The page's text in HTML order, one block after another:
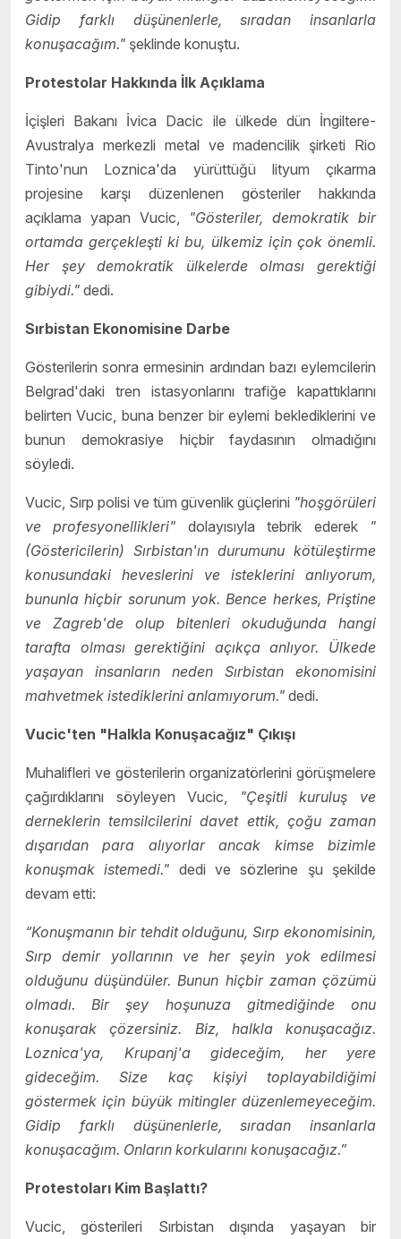
Gidip farklı düşünenlerle, sıradan insanlarla
konuşacağım." şeklinde konuştu.
Protestolar Hakkında İlk Açıklama
İçişleri Bakanı İvica Dacic ile ülkede dün İngiltere-
Avustralya merkezli metal ve madencilik şirketi Rio
Tinto'nun Loznica'da yürüttüğü lityum çıkarma
projesine karşı düzenlenen gösteriler hakkında
açıklama yapan Vucic, "Gösteriler, demokratik bir
ortamda gerçekleşti ki bu, ülkemiz için çok önemli.
Her şey demokratik ülkelerde olması gerektiği
gibiydi." dedi.
Sırbistan Ekonomisine Darbe
Gösterilerin sonra ermesinin ardından bazı eylemcilerin
Belgrad'daki tren istasyonlarını trafiğe kapattıklarını
belirten Vucic, buna benzer bir eylemi beklediklerini ve
bunun demokrasiye hiçbir faydasının olmadığını
söyledi.
Vucic, Sırp polisi ve tüm güvenlik güçlerini "hoşgörüleri
ve profesyonellikleri" dolayısıyla tebrik ederek "
(Göstericilerin) Sırbistan'ın durumunu kötüleştirme
konusundaki heveslerini ve isteklerini anlıyorum,
bununla hiçbir sorunum yok. Bence herkes, Priştine
ve Zagreb'de olup bitenleri okuduğunda hangi
tarafta olması gerektiğini açıkça anlıyor. Ülkede
yaşayan insanların neden Sırbistan ekonomisini
mahvetmek istediklerini anlamıyorum." dedi.
Vucic'ten "Halkla Konuşacağız" Çıkışı
Muhalifleri ve gösterilerin organizatörlerini görüşmelere
çağırdıklarını söyleyen Vucic,
"Çeşitli kuruluş ve
derneklerin temsilcilerini davet ettik, çoğu zaman
dışarıdan para alıyorlar ancak kimse bizimle
konuşmak istemedi." dedi ve sözlerine şu şekilde
devam etti:
“Konuşmanın bir tehdit olduğunu, Sırp ekonomisinin,
Sırp demir yollarının ve her şeyin yok edilmesi
olduğunu düşündüler. Bunun hiçbir zaman çözümü
olmadı. Bir şey hoşunuza gitmediğinde onu
konuşarak çözersiniz. Biz, halkla konuşacağız.
Loznica'ya, Krupanj'a gideceğim, her yere
gideceğim. Size kaç kişiyi toplayabildiğimi
göstermek için büyük mitingler düzenlemeyeceğim.
Gidip farklı düşünenlerle, sıradan insanlarla
konuşacağım. Onların korkularını konuşacağız.”
Protestoları Kim Başlattı?
Vucic, gösterileri Sırbistan dışında yaşayan bir